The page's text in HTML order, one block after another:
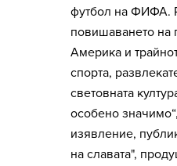
футбол на ФИФА.
повишаването на
Америка и
спорта,
световната
особено
изявление,
на славата",